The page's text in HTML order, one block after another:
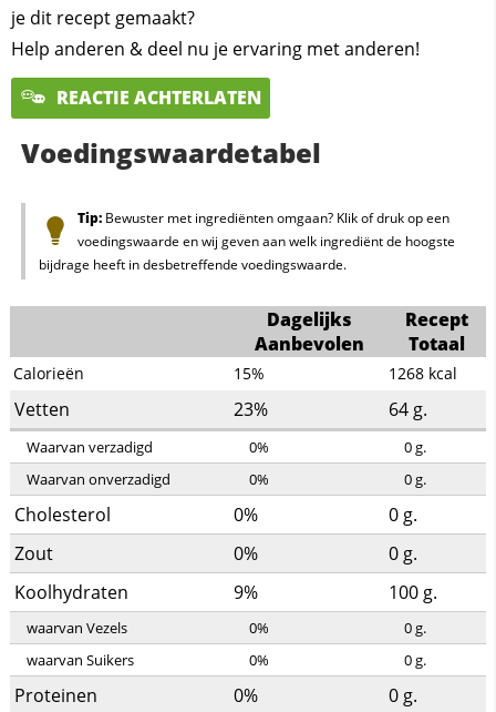
je dit recept gemaakt?
Help anderen & deel nu je ervaring met anderen!
REACTIE ACHTERLATEN
Voedingswaardetabel
Tip:Bewuster met ingrediënten omgaan? Klik of druk op een
voedingswaarde en wij geven aan welk ingrediënt de hoogste
bijdrage heeft in desbetreffende voedingswaarde.
Dagelijks
Aanbevolen
Recept
Totaal
Calorieën 15% 1268 kcal
Vetten 23% 64g.
Waarvan verzadigd 0% 0g.
Waarvan onverzadigd
0% 0g.
Cholesterol 0% 0g.
Zout
0% 0g.
Koolhydraten
9% 100g.
waarvan Vezels 0% 0g.
waarvan Suikers
0% 0g.
Proteinen 0% 0g.